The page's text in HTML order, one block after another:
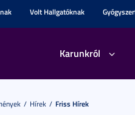
Volt Hallgatóknak
Karunkról
Hírek Friss Hírek